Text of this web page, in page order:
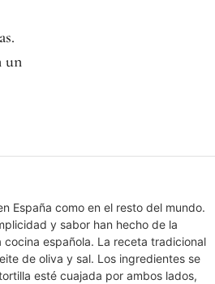
un
España como en el resto del mundo.
y sabor han hecho de la
española. La receta tradicional
de oliva y sal. Los ingredientes se
esté cuajada por ambos lados,